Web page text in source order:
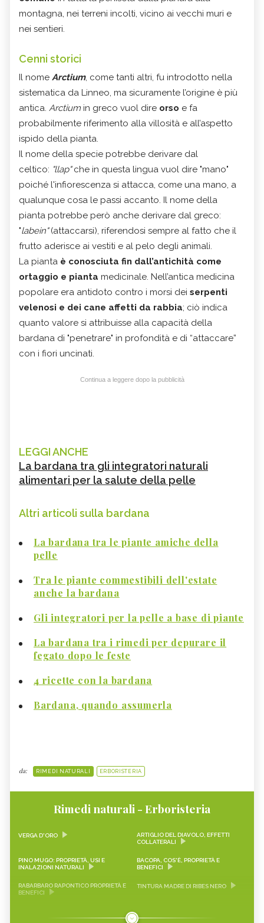
montagna, nei terreni incolti, vicino ai vecchi muri e
nei sentieri.
Cenni storici
Il nome Arctium, come tanti altri, fu introdotto nella
sistematica da Linneo, ma sicuramente l’origine è più
antica. Arctium in greco vuol dire orso e fa
probabilmente riferimento alla villosità e all’aspetto
ispido della pianta.
Il nome della specie potrebbe derivare dal
celtico: "llap"che in questa lingua vuol dire "mano"
poiché l'infiorescenza si attacca, come una mano, a
qualunque cosa le passi accanto. Il nome della
pianta potrebbe però anche derivare dal greco:
"labein"(attaccarsi), riferendosi sempre al fatto che il
frutto aderisce ai vestiti e al pelo degli animali.
La pianta è conosciuta fin dall’antichità come
ortaggio e pianta medicinale. Nell’antica medicina
popolare era antidoto contro i morsi dei serpenti
velenosi e dei cane affetti da rabbia; ciò indica
quanto valore si attribuisse alla capacità della
bardana di "penetrare" in profondità e di “attaccare”
con i fiori uncinati.
Continua a leggere dopo la pubblicità
LEGGI ANCHE
La bardana tra gli integratori naturali
alimentari per la salute della pelle
Altri articoli sulla bardana
La bardana tra le piante amiche della
pelle
Tra le piante commestibili dell'estate
anche la bardana
Gli integratori per la pelle a base di piante
La bardana tra i rimedi per depurare il
fegato dopo le feste
4 ricette con la bardana
Bardana, quando assumerla
da: RIMEDI NATURALI ERBORISTERIA
Rimedi naturali - Erboristeria
VERGA D'ORO
ARTIGLIO DEL DIAVOLO, EFFETTI
COLLATERALI
PINO MUGO: PROPRIETÀ, USI E
INALAZIONI NATURALI
BACOPA, COS'È, PROPRIETÀ E
BENEFICI
RABARBARO RAPONTICO PROPRIETÀ E
BENEFICI
TINTURA MADRE DI RIBES NERO